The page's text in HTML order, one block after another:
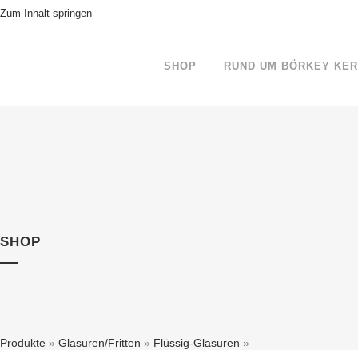
Zum Inhalt springen
SHOP RUND UM BÖRKEY
SHOP
Produkte » Glasuren/Fritten » Flüssig-Glasuren »